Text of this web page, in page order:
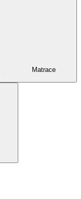
Matrace